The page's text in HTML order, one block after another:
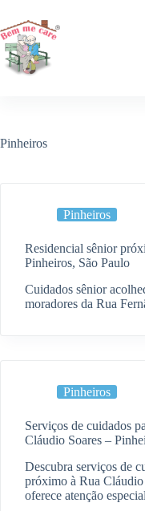
para
o
conteúdo
Pinheiros
Pinheiros
Residencial sênior
Pinheiros, São Paulo
Cuidados sênior
moradores da Rua
Pinheiros
Serviços de cuidados
Cláudio Soares –
Descubra serviços de
próximo à Rua
oferece atenção